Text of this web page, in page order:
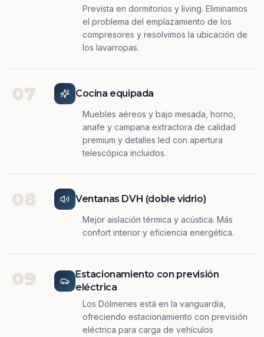
Prevista en dormitorios y living. Eliminamos
el problema del emplazamiento de los
compresores y resolvimos la ubicación de
los lavarropas.
07 Cocina equipada
Muebles aéreos y bajo mesada, horno,
anafe y campana extractora de calidad
premium y detalles led con apertura
telescópica incluidos.
08 Ventanas DVH (doble vidrio)
Mejor aislación térmica y acústica. Más
confort interior y eficiencia energética.
09
Estacionamiento con previsión
eléctrica
Los Dólmenes está en la vanguardia,
ofreciendo estacionamiento con previsión
eléctrica para carga de vehículos